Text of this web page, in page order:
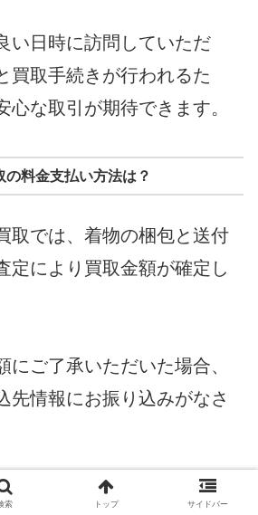
い日時に訪問していただ
買取手続きが行われるた
心な取引が期待できます。
料金支払い方法は？
取では、着物の梱包と送付
定により買取金額が確定し
にご了承いただいた場合、
先情報にお振り込みがなさ
したい方に最適な方法と言
索 トップ サイドバー